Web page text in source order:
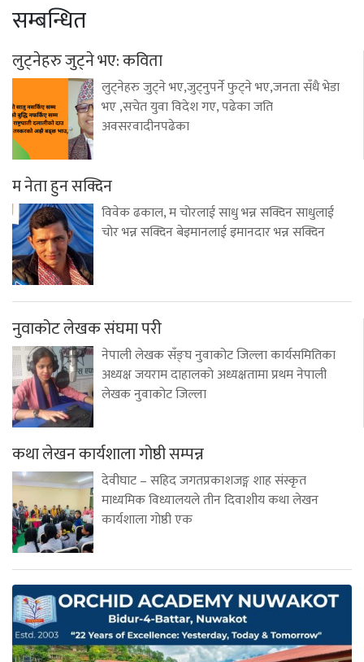
सम्बन्धित
लुट्नेहरु जुट्ने भए: कविता
लुट्नेहरु जुट्ने भए,जुट्नुपर्ने फुट्ने भए,जनता सँधै भेडा
भए ,सचेत युवा विदेश गए, पढेका जति
अवसरवादीनपढेका
म नेता हुन सक्दिन
विवेक ढकाल, म चोरलाई साधु भन्न सक्दिन साधुलाई
चोर भन्न सक्दिन बेइमानलाई इमानदार भन्न सक्दिन
नुवाकोट लेखक संघमा परी
नेपाली लेखक सँङ्घ नुवाकोट जिल्ला कार्यसमितिका
अध्यक्ष जयराम दाहालकाे अध्यक्षतामा प्रथम नेपाली
लेखक नुवाकोट जिल्ला
कथा लेखन कार्यशाला गोष्ठी सम्पन्न
देवीघाट – सहिद जगतप्रकाशजङ्ग शाह संस्कृत
माध्यमिक विध्यालयले तीन दिवाशीय कथा लेखन
कार्यशाला गोष्ठी एक